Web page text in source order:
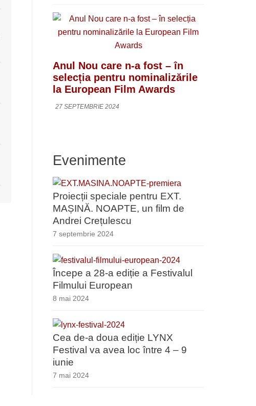
Anul Nou care n-a fost – în
selecția pentru nominalizările
la European Film Awards
27 SEPTEMBRIE 2024
Evenimente
Proiecții speciale pentru EXT.
MAȘINĂ. NOAPTE, un film de
Andrei Crețulescu
7 septembrie 2024
Începe a 28-a ediție a Festivalul
Filmului European
8 mai 2024
Cea de-a doua ediție LYNX
Festival va avea loc între 4 – 9
iunie
7 mai 2024